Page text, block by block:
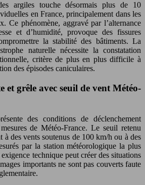
argiles touche désormais plus de 10
en France, principalement dans les
Ce phénomène, aggravé par l’alternance
et d’humidité, provoque des fissures
la stabilité des bâtiments. La
naturelle nécessite la constatation
critère de plus en plus difficile à
des épisodes caniculaires.
et grêle avec seuil de vent Météo-
des conditions de déclenchement
de Météo-France. Le seuil retenu
à des vents soutenus de 100 km/h ou à des
par la station météorologique la plus
technique peut créer des situations
importants ne sont pas couverts faute